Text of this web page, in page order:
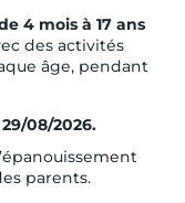
4 mois à 17 ans
des activités
âge, pendant
08/2026.
parents.